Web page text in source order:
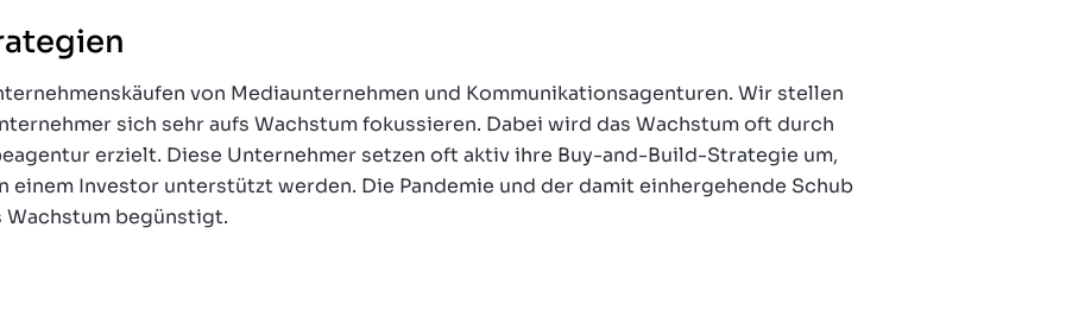
von Mediaunternehmen und Kommunikationsagenturen. Wir stellen
sich sehr aufs Wachstum fokussieren. Dabei wird das Wachstum oft durch
erzielt. Diese Unternehmer setzen oft aktiv ihre Buy-and-Build-Strategie um,
einem Investor unterstützt werden. Die Pandemie und der damit einhergehende Schub
Wachstum begünstigt.